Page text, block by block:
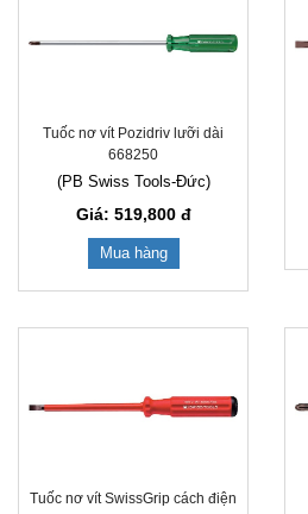
Tuốc nơ vít Pozidriv lưỡi dài
668250
(PB Swiss Tools-Đức)
Giá: 519,800đ
Mua hàng
Tuốc nơ vít SwissGrip cách điện